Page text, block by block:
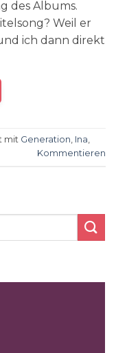
des Albums.
Weil er
ich dann direkt
mit Generation Ina
Kommentieren